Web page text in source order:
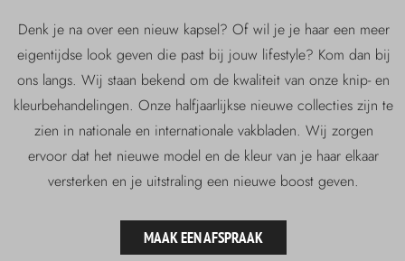
Denk je na over een nieuw kapsel? Of wil je je haar een meer
eigentijdse look geven die past bij jouw lifestyle? Kom dan bij
ons langs. Wij staan bekend om de kwaliteit van onze knip- en
kleurbehandelingen. Onze halfjaarlijkse nieuwe collecties zijn te
zien in nationale en internationale vakbladen. Wij zorgen
ervoor dat het nieuwe model en de kleur van je haar elkaar
versterken en je uitstraling een nieuwe boost geven.
MAAK EEN AFSPRAAK